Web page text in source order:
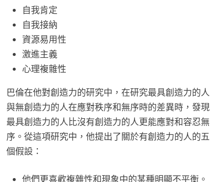
自我肯定
自我接納
資源易用性
激進主義
心理複雜性
巴倫在他對創造力的研究中，在研究最具創造力的人
與無創造力的人在應對秩序和無序時的差異時，發現
最具創造力的人比沒有創造力的人更能應對和容忍無
序。從這項研究中，他提出了關於有創造力的人的五
個假設：
他們更喜歡複雜性和現象中的某種明顯不平衡。